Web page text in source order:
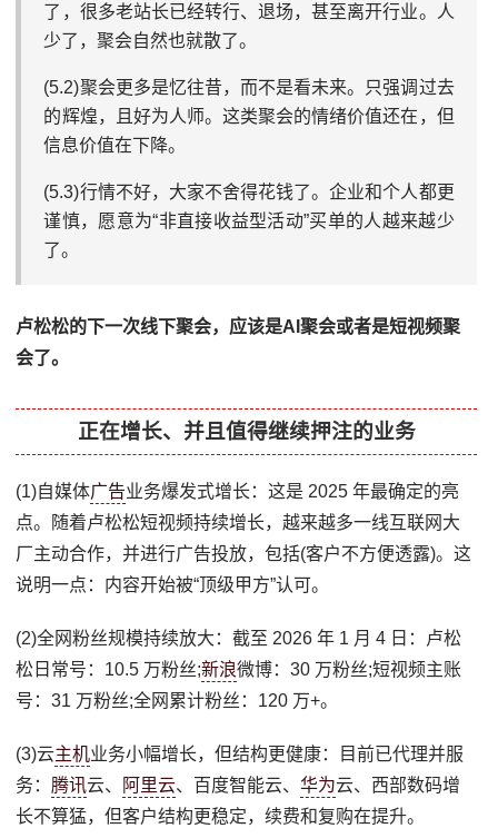
了，很多老站长已经转行、退场，甚至离开行业。人
少了，聚会自然也就散了。
(5.2)聚会更多是忆往昔，而不是看未来。只强调过去
的辉煌，且好为人师。这类聚会的情绪价值还在，但
信息价值在下降。
(5.3)行情不好，大家不舍得花钱了。企业和个人都更
谨慎，愿意为“非直接收益型活动”买单的人越来越少
了。
卢松松的下一次线下聚会，应该是AI聚会或者是短视频聚
会了。
正在增长、并且值得继续押注的业务
(1)自媒体广告业务爆发式增长：这是 2025 年最确定的亮
点。随着卢松松短视频持续增长，越来越多一线互联网大
厂主动合作，并进行广告投放，包括(客户不方便透露)。这
说明一点：内容开始被“顶级甲方”认可。
(2)全网粉丝规模持续放大：截至 2026 年 1 月 4 日：卢松
松日常号：10.5 万粉丝;新浪微博：30 万粉丝;短视频主账
号：31 万粉丝;全网累计粉丝：120 万+。
(3)云主机业务小幅增长，但结构更健康：目前已代理并服
务： 腾讯云、 阿里云、百度智能云、华为云、西部数码增
长不算猛，但客户结构更稳定，续费和复购在提升。